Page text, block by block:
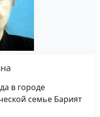
в городе
семье Барият